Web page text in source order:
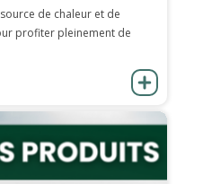
de chaleur et de
profiter pleinement de